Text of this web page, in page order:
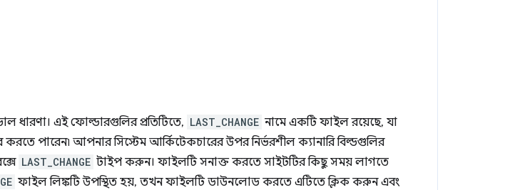
ধারণা। এই ফোল্ডারগুলির প্রতিটিতে, LAST_CHANGE নামে একটি ফাইল রয়েছে, যা
পারেন৷ আপনার সিস্টেম আর্কিটেকচারের উপর নির্ভরশীল ক্যানারি বিল্ডগুলির
LAST_CHANGE টাইপ করুন। ফাইলটি সনাক্ত করতে সাইটটির কিছু সময় লাগতে
ফাইল লিঙ্কটি উপস্থিত হয়, তখন ফাইলটি ডাউনলোড করতে এটিতে ক্লিক করুন এবং